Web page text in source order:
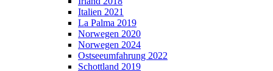
Italien 2021
La Palma 2019
Norwegen 2020
Norwegen 2024
Ostseeumfahrung 2022
Schottland 2019